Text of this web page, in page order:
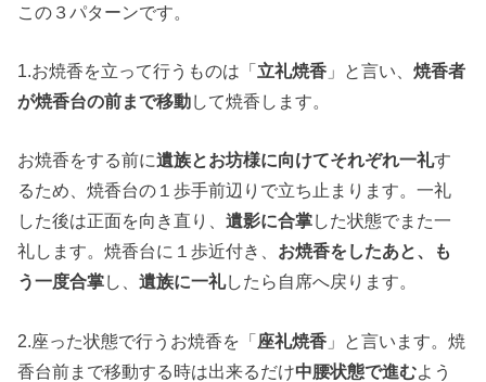
この３パターンです。
1.お焼香を立って行うものは「立礼焼香 」と言い、焼香者
が焼香台の前まで移動して焼香します。
お焼香をする前に遺族とお坊様に向けてそれぞれ一礼す
るため、焼香台の１歩手前辺りで立ち止まります。一礼
した後は正面を向き直り、遺影に合掌した状態でまた一
礼します。焼香台に１歩近付き、 お焼香をしたあと、も
う一度合掌し、遺族に一礼したら自席へ戻ります。
2.座った状態で行うお焼香を「座礼焼香 」と言います。焼
香台前まで移動する時は出来るだけ中腰状態で進むよう